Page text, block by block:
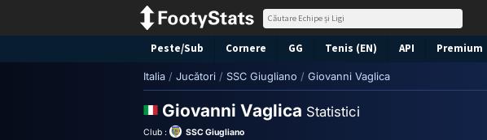
Peste/Sub Cornere GG Tenis (EN) API Premium
Italia / Jucători / SSC Giugliano / Giovanni Vaglica
Giovanni Vaglica Statistici
Club :
SSC Giugliano